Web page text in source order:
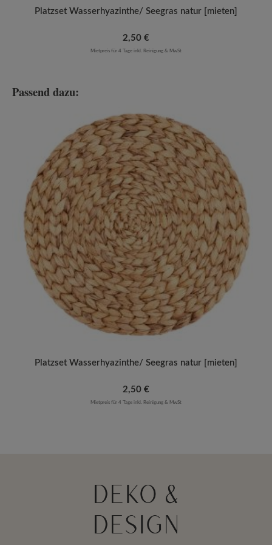
Platzset Wasserhyazinthe/ Seegras natur [mieten]
Regulärer Preis:
2,50 €
Mietpreis für 4 Tage inkl. Reinigung & MwSt
Produktgalerie überspringen
Passend dazu:
Platzset Wasserhyazinthe/ Seegras natur [mieten]
Regulärer Preis:
2,50 €
Mietpreis für 4 Tage inkl. Reinigung & MwSt